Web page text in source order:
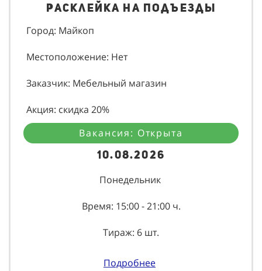
Расклейка на подъезды
Город: Майкоп
Местоположение: Нет
Заказчик: Мебельный магазин
Акция: скидка 20%
Вакансия: Открыта
10.08.2026
Понедельник
Время: 15:00 - 21:00 ч.
Тираж: 6 шт.
Подробнее